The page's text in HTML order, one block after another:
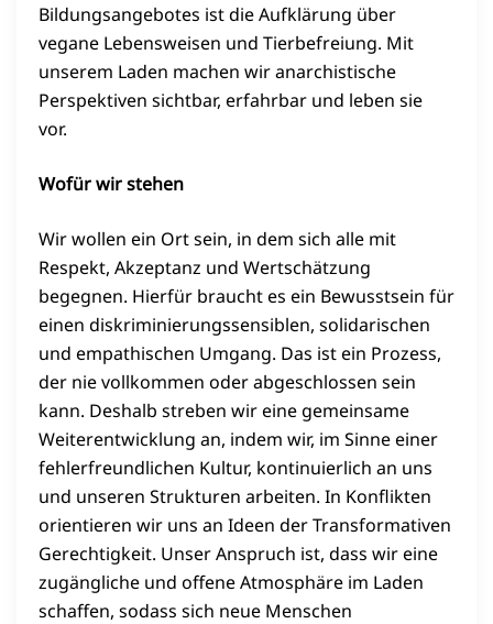
Bildungsangebotes ist die Aufklärung über
vegane Lebensweisen und Tierbefreiung. Mit
unserem Laden machen wir anarchistische
Perspektiven sichtbar, erfahrbar und leben sie
vor.
Wofür wir stehen
Wir wollen ein Ort sein, in dem sich alle mit
Respekt, Akzeptanz und Wertschätzung
begegnen. Hierfür braucht es ein Bewusstsein für
einen diskriminierungssensiblen, solidarischen
und empathischen Umgang. Das ist ein Prozess,
der nie vollkommen oder abgeschlossen sein
kann. Deshalb streben wir eine gemeinsame
Weiterentwicklung an, indem wir, im Sinne einer
fehlerfreundlichen Kultur, kontinuierlich an uns
und unseren Strukturen arbeiten. In Konflikten
orientieren wir uns an Ideen der Transformativen
Gerechtigkeit. Unser Anspruch ist, dass wir eine
zugängliche und offene Atmosphäre im Laden
schaffen, sodass sich neue Menschen